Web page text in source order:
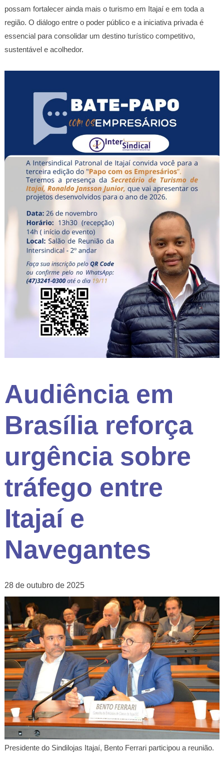
possam fortalecer ainda mais o turismo em Itajaí e em toda a
região. O diálogo entre o poder público e a iniciativa privada é
essencial para consolidar um destino turístico competitivo,
sustentável e acolhedor.
Audiência em
Brasília reforça
urgência sobre
tráfego entre
Itajaí e
Navegantes
28 de outubro de 2025
Presidente do Sindilojas Itajaí, Bento Ferrari participou a reunião.